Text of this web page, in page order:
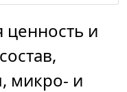
и
микро- и